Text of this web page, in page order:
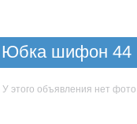
Юбка шифон 44
У этого объявления нет